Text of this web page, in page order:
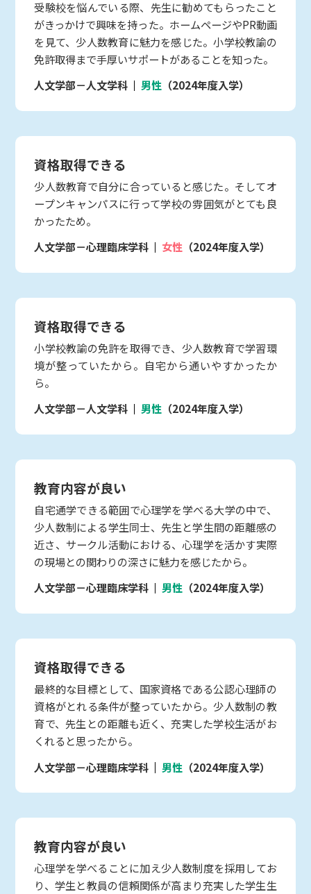
受験校を悩んでいる際、先生に勧めてもらったこと
がきっかけで興味を持った。ホームページやPR動画
を見て、少人数教育に魅力を感じた。小学校教諭の
免許取得まで手厚いサポートがあることを知った。
人文学部－人文学科
男性 （2024年度入学）
資格取得できる
少人数教育で自分に合っていると感じた。そしてオ
ープンキャンパスに行って学校の雰囲気がとても良
かったため。
人文学部－心理臨床学科
女性 （2024年度入学）
資格取得できる
小学校教諭の免許を取得でき、少人数教育で学習環
境が整っていたから。自宅から通いやすかったか
ら。
人文学部－人文学科
男性 （2024年度入学）
教育内容が良い
自宅通学できる範囲で心理学を学べる大学の中で、
少人数制による学生同士、先生と学生間の距離感の
近さ、サークル活動における、心理学を活かす実際
の現場との関わりの深さに魅力を感じたから。
人文学部－心理臨床学科
男性 （2024年度入学）
資格取得できる
最終的な目標として、国家資格である公認心理師の
資格がとれる条件が整っていたから。少人数制の教
育で、先生との距離も近く、充実した学校生活がお
くれると思ったから。
人文学部－心理臨床学科
男性 （2024年度入学）
教育内容が良い
心理学を学べることに加え少人数制度を採用してお
り、学生と教員の信頼関係が高まり充実した学生生